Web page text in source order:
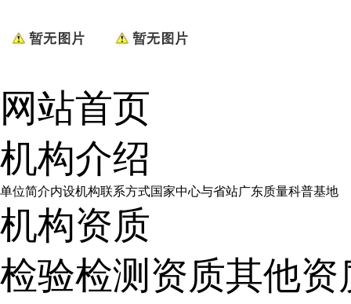
网站首页
机构介绍
单位简介内设机构联系方式国家中心与省站广东质量科普基地
机构资质
检验检测资质其他资